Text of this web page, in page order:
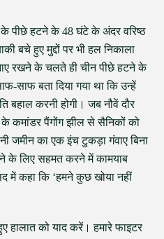
पीछे हटने के 48 घंटे के अंदर वरिष्ठ
बचे हुए मुद्दों पर भी हल निकाला
रखने के चलते ही चीन पीछे हटने के
साफ बता दिया गया था कि उन्हें
बहाल करनी होगी। जब नौवें दौर
के कमांडर पैंगोंग झील से सैनिकों को
जमीन का एक इंच टुकड़ा गंवाए बिना
के लिए सहमत करने में कामयाब
में कहा कि ‘हमने कुछ खोया नहीं
हालात को याद करें। हमारे फाइटर